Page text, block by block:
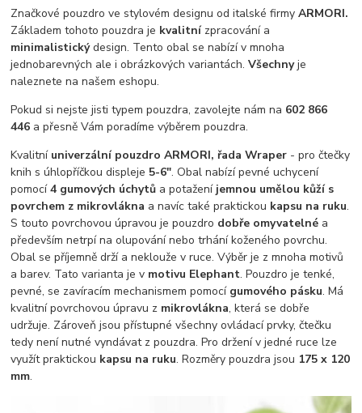
Značkové pouzdro ve stylovém designu od italské firmyARMORI.
Základem tohoto pouzdra je kvalitnízpracování a
minimalistickýdesign. Tento obal se nabízí v mnoha
jednobarevných ale i obrázkových variantách.Všechnyje
naleznete na našem eshopu.
Pokud si nejste jisti typem pouzdra, zavolejte nám na 602 866
446 a přesně Vám poradíme výběrem pouzdra.
Kvalitní univerzální pouzdro ARMORI, řada Wraper - pro čtečky
knih s úhlopříčkou displeje 5-6". Obal nabízí pevné uchycení
pomocí4 gumových úchytů a potažení jemnou umělou kůží s
povrchem z mikrovlákna a navíc také praktickou kapsu na ruku.
S touto povrchovou úpravou je pouzdro dobře omyvatelné a
především netrpí na olupování nebo trhání koženého povrchu.
Obal se příjemně drží a neklouže v ruce. Výběr je z mnoha motivů
a barev. Tato varianta je v motivu Elephant. Pouzdro je tenké,
pevné, se zavíracím mechanismem pomocí gumového pásku. Má
kvalitní povrchovou úpravu z mikrovlákna, která se dobře
udržuje. Zároveň jsou přístupné všechny ovládací prvky, čtečku
tedy není nutné vyndávat z pouzdra. Pro držení v jedné ruce lze
využít praktickou kapsu na ruku. Rozměry pouzdra jsou 175 x 120
mm.